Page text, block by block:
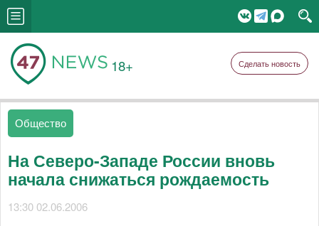
18+ Сделать новость
Общество
На Северо-Западе России вновь
начала снижаться рождаемость
13:30 02.06.2006